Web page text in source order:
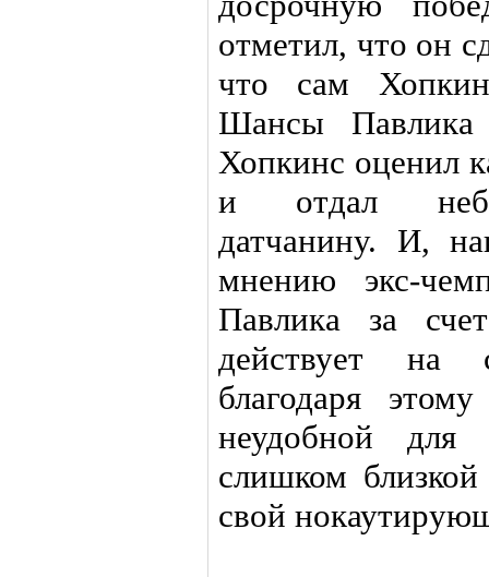
отметил, что он
что сам
Шансы
Хопкинс оценил
и отдал
датчанину. И,
мнению экс-
Павлика за
действует на
благодаря
неудобной
слишком
свой